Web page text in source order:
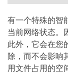
有一个特殊的智
当前网络状态。
此外，它会在您
除，而不会影响
用文件占用的空